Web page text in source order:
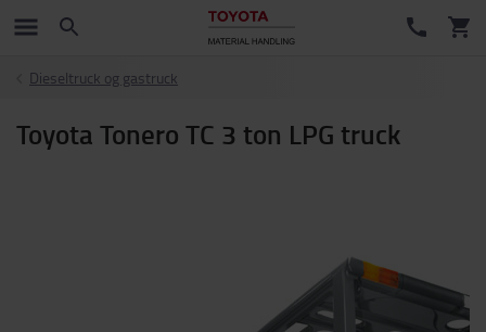
Dieseltruck og gastruck
Toyota Tonero TC 3 ton LPG truck